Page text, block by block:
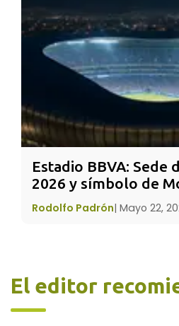
zanahoria solo
ti, así que:
No te pares.
cuando no vas
es mañana si lo
hoy. Sé fuerte y
Aprende a
adversidad.
Estadio BBVA: Sede
2026 y símbolo de
Rodolfo Padrón| Mayo 22,
El editor